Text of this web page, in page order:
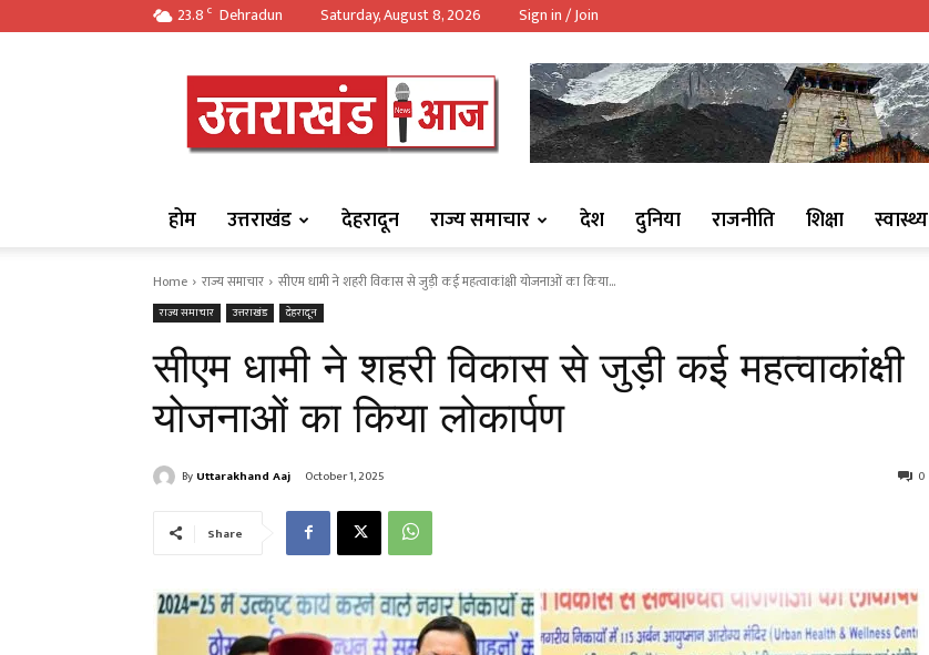
23.8 C Dehradun Saturday, August 8, 2026 Sign in / Join
https://uttarakhandaaj.com/
होम उत्तराखंड देहरादून राज्य समाचार देश दुनिया राजनीति शिक्षा स्वास्थ्य
Home राज्य समाचार सीएम धामी ने शहरी विकास से जुड़ी कई महत्वाकांक्षी योजनाओं का किया...
राज्य समाचार उत्तराखंड देहरादून
सीएम धामी ने शहरी विकास से जुड़ी कई महत्वाकांक्षी
योजनाओं का किया लोकार्पण
By Uttarakhand Aaj October 1, 2025 0
Share